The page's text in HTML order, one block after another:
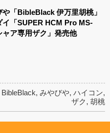
や「BibleBlack 伊万里胡桃」
イ「SUPER HCM Pro MS-
ャア専用ザク」発売他
BibleBlack, みやびや, ハイコン,
ザク, 胡桃